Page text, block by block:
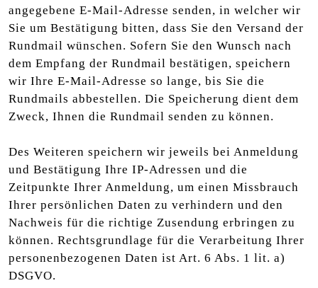
angegebene E-Mail-Adresse senden, in welcher wir
Sie um Bestätigung bitten, dass Sie den Versand der
Rundmail wünschen. Sofern Sie den Wunsch nach
dem Empfang der Rundmail bestätigen, speichern
wir Ihre E-Mail-Adresse so lange, bis Sie die
Rundmails abbestellen. Die Speicherung dient dem
Zweck, Ihnen die Rundmail senden zu können.
Des Weiteren speichern wir jeweils bei Anmeldung
und Bestätigung Ihre IP-Adressen und die
Zeitpunkte Ihrer Anmeldung, um einen Missbrauch
Ihrer persönlichen Daten zu verhindern und den
Nachweis für die richtige Zusendung erbringen zu
können. Rechtsgrundlage für die Verarbeitung Ihrer
personenbezogenen Daten ist Art. 6 Abs. 1 lit. a)
DSGVO.